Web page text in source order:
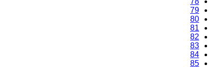
79
80
81
82
83
84
85